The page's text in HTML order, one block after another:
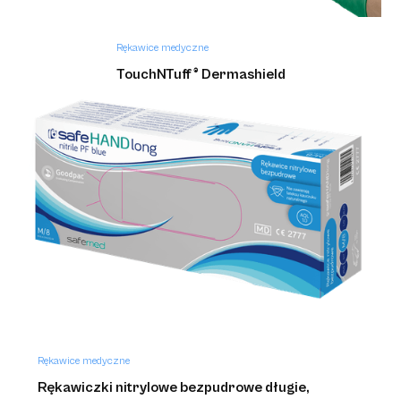
Rękawice medyczne
TouchNTuff ® Dermashield
Rękawice medyczne
Rękawiczki nitrylowe bezpudrowe długie,